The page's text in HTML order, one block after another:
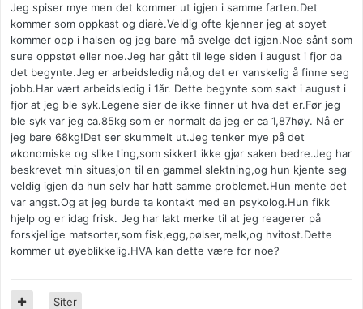
Jeg spiser mye men det kommer ut igjen i samme farten.Det
kommer som oppkast og diarè.Veldig ofte kjenner jeg at spyet
kommer opp i halsen og jeg bare må svelge det igjen.Noe sånt som
sure oppstøt eller noe.Jeg har gått til lege siden i august i fjor da
det begynte.Jeg er arbeidsledig nå,og det er vanskelig å finne seg
jobb.Har vært arbeidsledig i 1år. Dette begynte som sakt i august i
fjor at jeg ble syk.Legene sier de ikke finner ut hva det er.Før jeg
ble syk var jeg ca.85kg som er normalt da jeg er ca 1,87høy. Nå er
jeg bare 68kg!Det ser skummelt ut.Jeg tenker mye på det
økonomiske og slike ting,som sikkert ikke gjør saken bedre.Jeg har
beskrevet min situasjon til en gammel slektning,og hun kjente seg
veldig igjen da hun selv har hatt samme problemet.Hun mente det
var angst.Og at jeg burde ta kontakt med en psykolog.Hun fikk
hjelp og er idag frisk. Jeg har lakt merke til at jeg reagerer på
forskjellige matsorter,som fisk,egg,pølser,melk,og hvitost.Dette
kommer ut øyeblikkelig.HVA kan dette være for noe?
Siter